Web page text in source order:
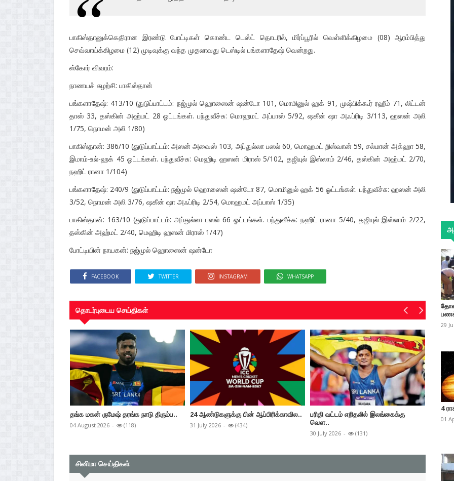
பாகிஸ்தானுக்கெதிரான இரண்டு போட்டிகள் கொண்ட டெஸ்ட் தொடரில், மிர்ப்பூரில் வெள்ளிக்கிழமை (08) ஆரம்பித்து
செவ்வாய்க்கிழமை (12) முடிவுக்கு வந்த முதலாவது டெஸ்டில் பங்களாதேஷ் வென்றது.
ஸ்கோர் விவரம்:
நாணயச் சுழற்சி: பாகிஸ்தான்
பங்களாதேஷ்: 413/10 (துடுப்பாட்டம்: நஜ்முல் ஹொஸைன் ஷன்டோ 101, மொமினுல் ஹக் 91, முஷ்பிக்கூர் ரஹீம் 71, லிட்டன்
தாஸ் 33, தஸ்கின் அஹ்மட் 28 ஓட்டங்கள். பந்துவீச்சு: மொஹமட் அப்பாஸ் 5/92, ஷகீன் ஷா அஃப்ரிடி 3/113, ஹஸன் அலி
1/75, நொமன் அலி 1/80)
பாகிஸ்தான்: 386/10 (துடுப்பாட்டம்: அஸன் அவைஸ் 103, அப்துல்லா பஸல் 60, மொஹமட் றிஸ்வான் 59, சல்மான் அக்ஹா 58,
இமாம்-உல்-ஹக் 45 ஓட்டங்கள். பந்துவீச்சு: மெஹிடி ஹஸன் மிராஸ் 5/102, தஜியுல் இஸ்லாம் 2/46, தஸ்கின் அஹ்மட் 2/70,
நஹிட் ரானா 1/104)
பங்களாதேஷ்: 240/9 (துடுப்பாட்டம்: நஜ்முல் ஹொஸைன் ஷன்டோ 87, மொமினுல் ஹக் 56 ஓட்டங்கள். பந்துவீச்சு: ஹஸன் அலி
3/52, நொமன் அலி 3/76, ஷகீன் ஷா அஃப்ரிடி 2/54, மொஹமட் அப்பாஸ் 1/35)
பாகிஸ்தான்: 163/10 (துடுப்பாட்டம்: அப்துல்லா பஸல் 66 ஓட்டங்கள். பந்துவீச்சு: நஹிட் ரானா 5/40, தஜியுல் இஸ்லாம் 2/22,
தஸ்கின் அஹ்மட் 2/40, மெஹிடி ஹஸன் மிராஸ் 1/47)
போட்டியின் நாயகன்: நஜ்முல் ஹொஸைன் ஷன்டோ
FACEBOOK TWITTER INSTAGRAM WHATSAPP
தொடர்புடைய செய்திகள்
தங்க மகன் ருமேஷ் தரங்க நாடு திரும்ப..
04 August 2026 - (118)
24 ஆண்டுகளுக்கு பின் ஆப்பிரிக்காவில..
31 July 2026 - (434)
பரிதி வட்டம் எறிதலில் இலங்கைக்கு
வௌ..
30 July 2026 - (131)
26 July
சினிமா செய்திகள்
29
4
01